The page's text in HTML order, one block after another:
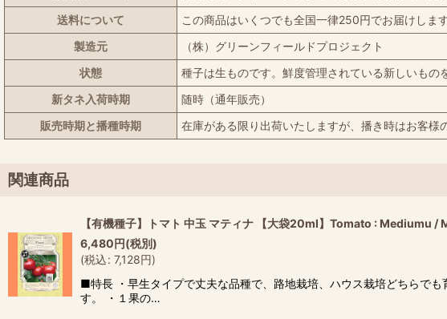
送料について
この商品はいくつでも全国一律250円でお届けしま
製造元
（株）グリーンフィールドプロジェクト
状態
種子は生ものです。鮮度管理されている新しいもの
新タネ入荷時期
随時（通年販売）
販売時期と播種時期
在庫がある限り出荷いたしますが、播き時はお客様
関連商品
【有機種子】トマト 中玉 マティナ 【大袋20ml】Tomato : Mediumu /
6,480円(税別)
(税込: 7,128円)
■特長 ・早生タイプで丈夫な品種で、路地栽培、ハウス栽培どちらで
す。 ・１果の…